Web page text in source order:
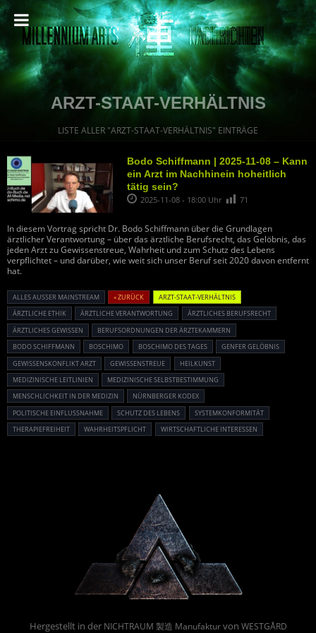
ARZT-STAAT-VERHÄLTNIS
LISTE ALLER "ARZT-STAAT-VERHÄLTNIS" EINTRÄGE
Bodo Schiffmann | 2025-11-08 – Kann
ein Arzt im Nachhinein hoheitlich
tätig sein?
2025-11-08 - 18:00 Uhr 71
In diesem Vortrag spricht Dr. Bodo Schiffmann über die Grundlagen
ärztlicher Verantwortung – über das ärztliche Berufsrecht, das Gelöbnis, das
jeden Arzt zu Gewissenstreue, Wahrheit und zum Schutz des Lebens
verpflichtet – und darüber, wie weit sich unser Beruf seit 2020 davon entfernt
hat.
ALLES AUSSER MAINSTREAM « ZURÜCK
ARZT-STAAT-VERHÄLTNIS
ÄRZTLICHE ETHIK
ÄRZTLICHE VERANTWORTUNG
ÄRZTLICHES BERUFSRECHT
ÄRZTLICHES GEWISSEN
BERUFSORDNUNGEN DER ÄRZTEKAMMERN
BODO SCHIFFMANN
BOSCHIMO BOSCHIMO DES TAGES
GENFER GELÖBNIS
GEWISSENSKONFLIKT ARZT
GEWISSENSTREUE
HEILKUNST
MEDIZINISCHE LEITLINIEN
MEDIZINISCHE SELBSTBESTIMMUNG
MENSCHLICHKEIT IN DER MEDIZIN
NÜRNBERGER KODEX
POLITISCHE EINFLUSSNAHME
SCHUTZ DES LEBENS
SYSTEMKONFORMITÄT
THERAPIEFREIHEIT
WAHRHEITSPFLICHT WIRTSCHAFTLICHE INTERESSEN
Hergestellt in der NICHTRAUM 製造 Manufakturvon WESTGÅRD
Powered By :